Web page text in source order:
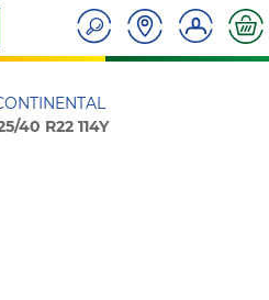
40 R22 114Y